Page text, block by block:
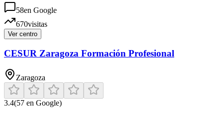
58en Google
670visitas
Ver centro
CESUR Zaragoza Formación Profesional
Zaragoza
3.4(57 en Google)